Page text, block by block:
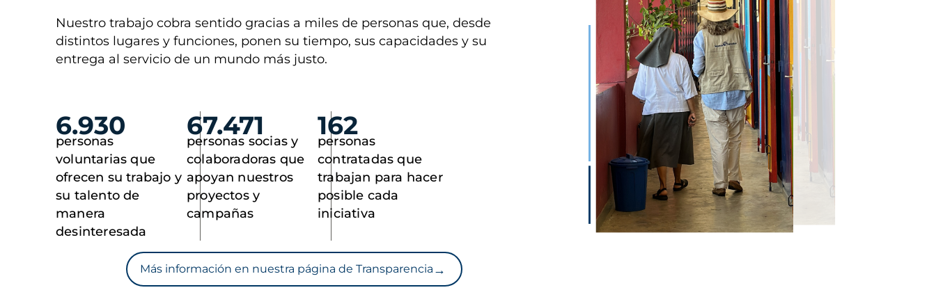
Nuestro trabajo cobra sentido gracias a miles de personas que, desde
distintos lugares y funciones, ponen su tiempo, sus capacidades y su
entrega al servicio de un mundo más justo.
6.930
personas
voluntarias que
ofrecen su trabajo y
su talento de
manera
desinteresada
67.471
personas socias y
colaboradoras que
apoyan nuestros
proyectos y
campañas
162
personas
contratadas que
trabajan para hacer
posible cada
iniciativa
Más información en nuestra página de Transparencia →